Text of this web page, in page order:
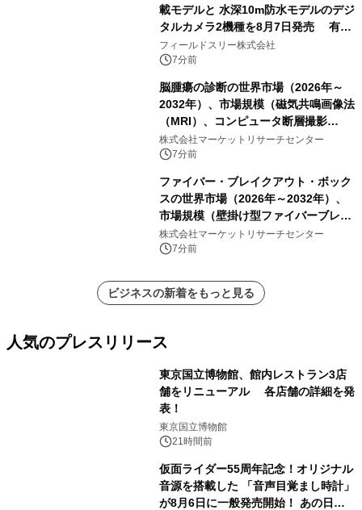
載モデルと 水深10m防水モデルのデジ
タルカメラ2機種を8月7日発売 有効
約1300万画素、用途別に選べるコンデ
ジ新登場
フィールドスリー株式会社
7分前
脳腫瘍の診断の世界市場（2026年～
2032年）、市場規模（磁気共鳴画像法
（MRI）、コンピュータ断層撮影
（CT）スキャン、PETスキャン、その
他）・分析レポートを発表
株式会社マーケットリサーチセンター
7分前
ファイバー・ブレイクアウト・ボック
スの世界市場（2026年～2032年）、
市場規模（壁掛け型ファイバーブレー
クアウトボックス、ラックマウント型
ファイバーブレークアウトボックス、
株式会社マーケットリサーチセンター
7分前
ビジネスの新着をもっと見る
人気のプレスリリース
東京国立博物館、館内レストラン3店
舗をリニューアル 各店舗の詳細を発
表！
東京国立博物館
21時間前
仮面ライダー55周年記念！オリジナル
音源を搭載した 「音声目覚まし時計」
が8月6日に一般発売開始！ あの日の